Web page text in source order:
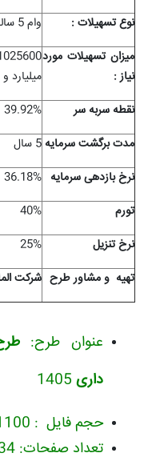
نوع تسهيلات :
وام 5 ساله
ميزان تسهيلات مورد
نياز :
نقطه سربه سر
39.92%
مدت برگشت سرمایه 5 سال
نرخ بازدهی سرمایه 36.18%
تورم
40%
نرخ تنزیل
25%
تهیه و مشاور طرح شرکت
عنوان طرح:
داری
حجم فایل : 1100 کیلوبایت
تعداد صفحات: 34 صفحه